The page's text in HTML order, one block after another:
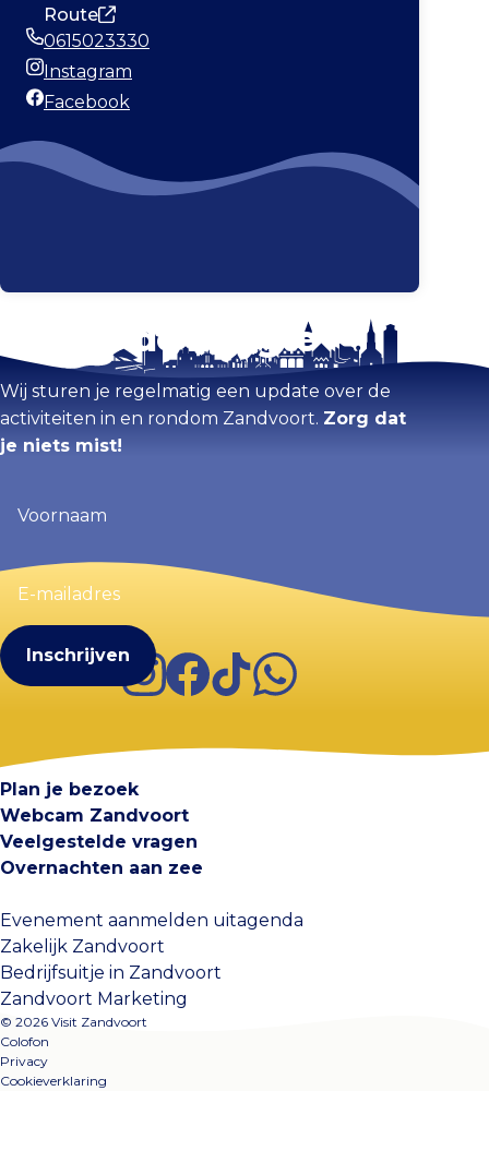
Route
Telefoonnummer
0615023330
Instagram
Instagram
Facebook
Kaart vergroten
Blijf op de hoogte
Wij sturen je regelmatig een update over de
activiteiten in en rondom Zandvoort. Zorg dat
je niets mist!
(Vereist)
E-
mailadres
InstagramFacebook
TikTokWhatsApp
Plan je bezoek
Webcam Zandvoort
Veelgestelde vragen
Overnachten aan zee
Evenement aanmelden uitagenda
Zakelijk Zandvoort
Bedrijfsuitje in Zandvoort
Zandvoort Marketing
© 2026 Visit Zandvoort
Colofon
Privacy
Cookieverklaring